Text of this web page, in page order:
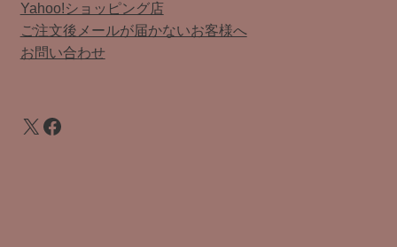
Yahoo!ショッピング店
ご注文後メールが届かないお客様へ
お問い合わせ
X Facebook